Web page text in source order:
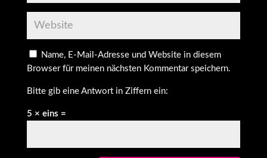
Name, E-Mail-Adresse und Website in diesem
Browser für meinen nächsten Kommentar speichern.
Bitte gib eine Antwort in Ziffern ein:
5 × eins =